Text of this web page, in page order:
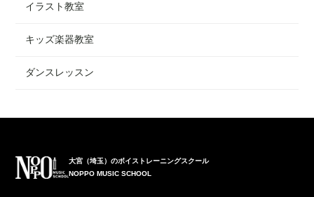
イラスト教室
キッズ楽器教室
ダンスレッスン
大宮（埼玉）のボイストレーニングスクール
NOPPO MUSIC SCHOOL